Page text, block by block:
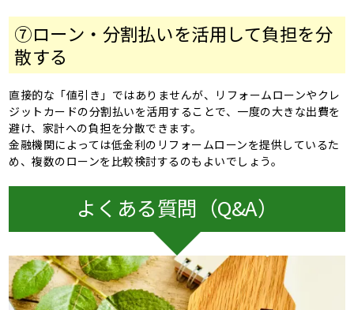
⑦ローン・分割払いを活用して負担を分
散する
直接的な「値引き」ではありませんが、リフォームローンやクレ
ジットカードの分割払いを活用することで、一度の大きな出費を
避け、家計への負担を分散できます。
金融機関によっては低金利のリフォームローンを提供しているた
め、複数のローンを比較検討するのもよいでしょう。
よくある質問（Q&A）